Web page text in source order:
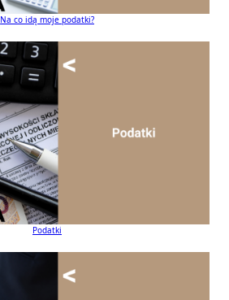
Na co idą moje podatki?
Podatki